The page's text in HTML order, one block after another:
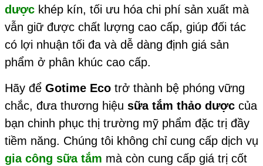
dược khép kín, tối ưu hóa chi phí sản xuất mà
vẫn giữ được chất lượng cao cấp, giúp đối tác
có lợi nhuận tối đa và dễ dàng định giá sản
phẩm ở phân khúc cao cấp.
Hãy để Gotime Eco trở thành bệ phóng vững
chắc, đưa thương hiệu sữa tắm thảo dược của
bạn chinh phục thị trường mỹ phẩm đặc trị đầy
tiềm năng. Chúng tôi không chỉ cung cấp dịch vụ
gia công sữa tắm mà còn cung cấp giá trị cốt